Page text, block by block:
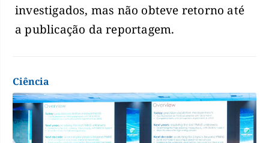
investigados, mas não obteve retorno até
a publicação da reportagem.
Ciência